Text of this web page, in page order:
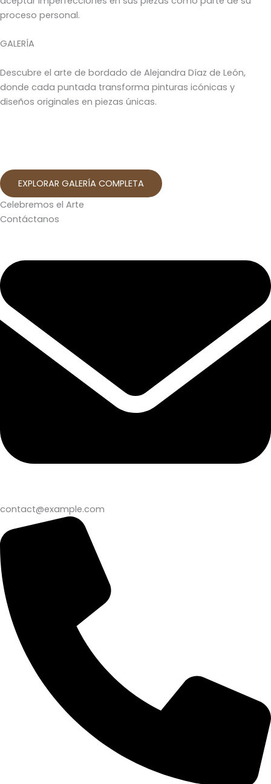
proceso personal.
GALERÍA
Descubre el arte de bordado de Alejandra Díaz de León,
donde cada puntada transforma pinturas icónicas y
diseños originales en piezas únicas.
EXPLORAR GALERÍA COMPLETA
Celebremos el Arte
Contáctanos
contact@example.com